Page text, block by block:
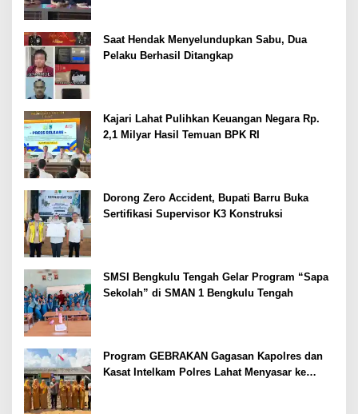
Saat Hendak Menyelundupkan Sabu, Dua
Pelaku Berhasil Ditangkap
Kajari Lahat Pulihkan Keuangan Negara Rp.
2,1 Milyar Hasil Temuan BPK RI
Dorong Zero Accident, Bupati Barru Buka
Sertifikasi Supervisor K3 Konstruksi
SMSI Bengkulu Tengah Gelar Program “Sapa
Sekolah” di SMAN 1 Bengkulu Tengah
Program GEBRAKAN Gagasan Kapolres dan
Kasat Intelkam Polres Lahat Menyasar ke